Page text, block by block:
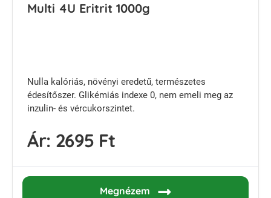
Multi 4U Eritrit 1000g
Nulla kalóriás, növényi eredetű, természetes
édesítőszer. Glikémiás indexe 0, nem emeli meg az
inzulin- és vércukorszintet.
Ár: 2695 Ft
Megnézem